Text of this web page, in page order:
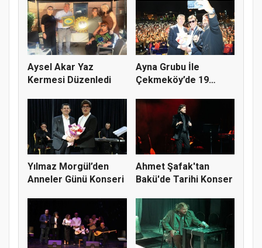
Aysel Akar Yaz
Kermesi Düzenledi
Ayna Grubu İle
Çekmeköy’de 19
Yılmaz Morgül’den
Anneler Günü Konseri
Ahmet Şafak'tan
Bakü'de Tarihi Konser